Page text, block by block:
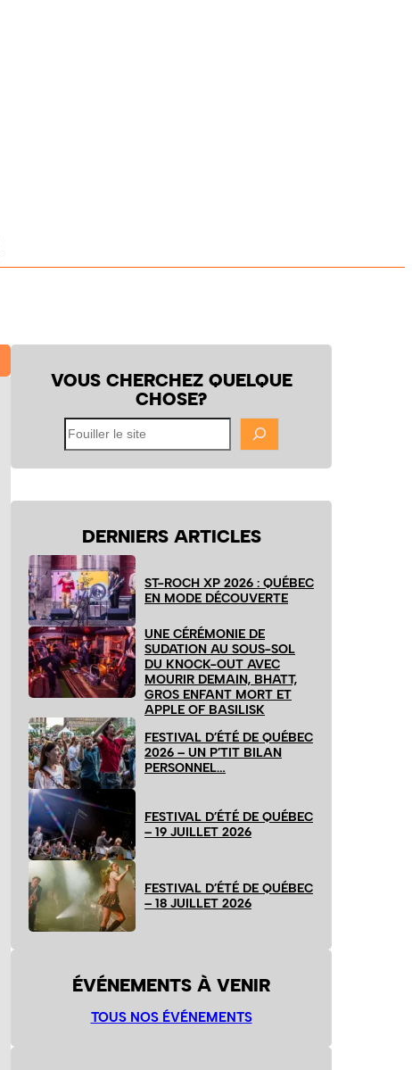
VOUS CHERCHEZ QUELQUE
CHOSE?
Fouiller
le
site
DERNIERS ARTICLES
ST-ROCH XP 2026 : QUÉBEC
EN MODE DÉCOUVERTE
UNE CÉRÉMONIE DE
SUDATION AU SOUS-SOL
DU KNOCK-OUT AVEC
MOURIR DEMAIN, BHATT,
GROS ENFANT MORT ET
APPLE OF BASILISK
FESTIVAL D’ÉTÉ DE QUÉBEC
2026 – UN P’TIT BILAN
PERSONNEL…
FESTIVAL D’ÉTÉ DE QUÉBEC
– 19 JUILLET 2026
FESTIVAL D’ÉTÉ DE QUÉBEC
– 18 JUILLET 2026
ÉVÉNEMENTS À VENIR
TOUS NOS ÉVÉNEMENTS